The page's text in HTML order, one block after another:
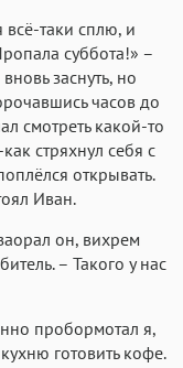
всё-таки сплю, и
суббота!» –
заснуть, но
часов до
смотреть какой-то
стряхнул себя с
открывать.
Иван.
он, вихрем
– Такого у нас
пробормотал я,
готовить кофе.